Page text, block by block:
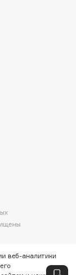
веб-аналитики